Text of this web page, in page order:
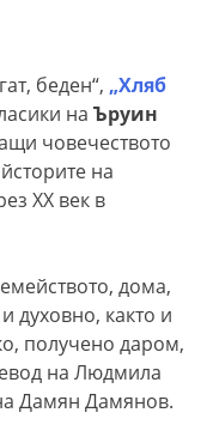
беден“, „Хляб
на Ъруин
човечеството
на
XX век в
дома,
духовно, както и
получено даром,
на Людмила
Дамян Дамянов.